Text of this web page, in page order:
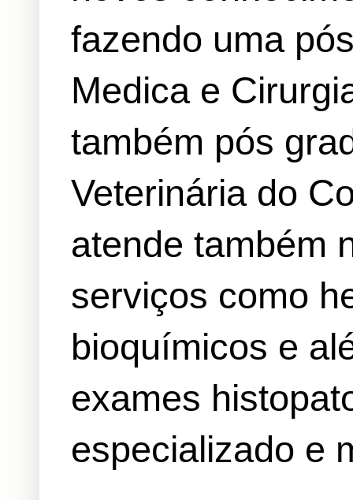
fazendo uma
Medica e
também pós
Veterinária do
atende também
serviços como
bioquímicos e
exames
especializado e